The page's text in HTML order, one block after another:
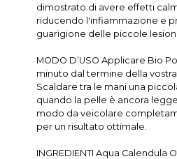
dimostrato di avere effetti
riducendo l'infiammazione e
guarigione delle piccole
MODO D’USO Applicare Bio
minuto dal termine della
Scaldare tra le mani una
quando la pelle è ancora
modo da veicolare
per un risultato ottimale.
INGREDIENTI Aqua Calendula